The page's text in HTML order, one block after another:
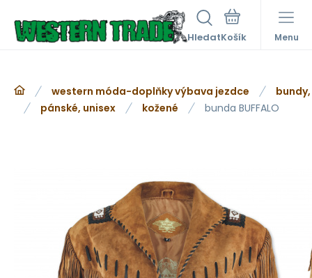
Hledat Menu
western móda-doplňky výbava jezdce
pánské, unisex
kožené bunda BUFFALO